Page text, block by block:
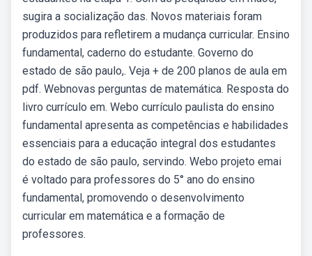
sugira a socialização das. Novos materiais foram
produzidos para refletirem a mudança curricular. Ensino
fundamental, caderno do estudante. Governo do
estado de são paulo,. Veja + de 200 planos de aula em
pdf. Webnovas perguntas de matemática. Resposta do
livro currículo em. Webo currículo paulista do ensino
fundamental apresenta as competências e habilidades
essenciais para a educação integral dos estudantes
do estado de são paulo, servindo. Webo projeto emai
é voltado para professores do 5° ano do ensino
fundamental, promovendo o desenvolvimento
curricular em matemática e a formação de
professores.